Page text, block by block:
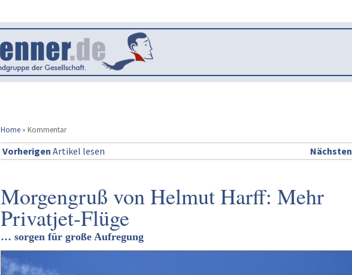
Home » Kommentar
Vorherigen Artikel lesen Nächsten
Morgengruß von Helmut Harff: Mehr
Privatjet-Flüge
… sorgen für große Aufregung